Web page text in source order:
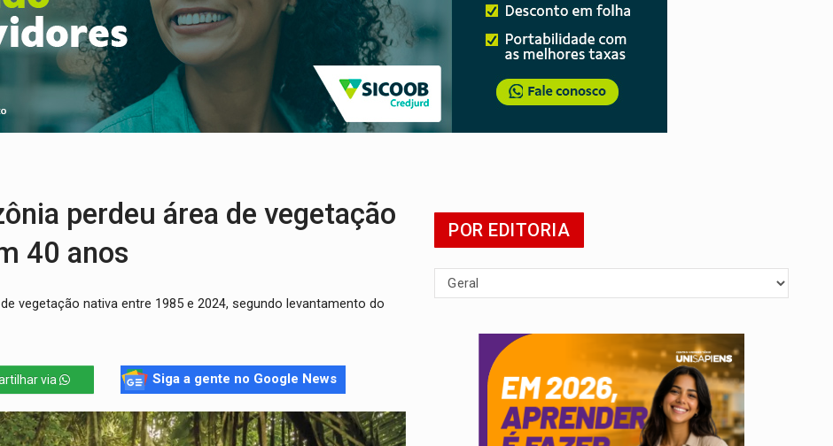
sábado (8) de calor intenso e tempo firme
de espera, asfalto chega ao bairro Nova Esperança
na programação do Festival de Dança de Joinville
'erro de digitação' em declaração de patrimônio de R$ 29 mi
perdeu área de vegetação
40 anos
vegetação nativa entre 1985 e 2024, segundo levantamento do
via Siga a gente no Google News
POR EDITORIA